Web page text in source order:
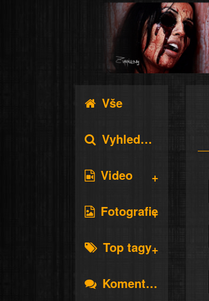
Vše
Vyhledávání
Video
Fotografie
Top tagy
Komentáře